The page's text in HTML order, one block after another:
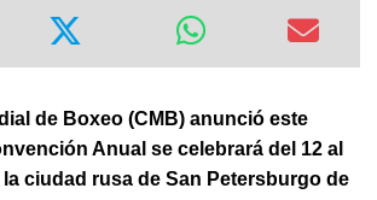
de Boxeo (CMB) anunció este
Anual se celebrará del 12 al
ciudad rusa de San Petersburgo de